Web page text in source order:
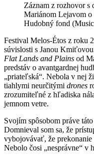
Záznam z rozhovor s
Mariánom Lejavom
Hudobný fond
Festival Melos-Étos z roku
súvislosti s Janou
Flat Lands and Plains od
predstáv o avantgardnej
„priateľská“. Nebola v nej
tiahlymi neurčitými drones
zrozumiteľné z hľadiska
jemnom vetre.
Svojím spôsobom práve
Domnieval som sa, že
vybojovávať, že prekonanie
Nebolo čosi „nesprávne“ v